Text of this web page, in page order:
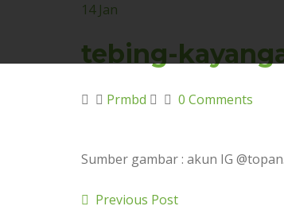
14 Jan
tebing-
Prmbd 0 Comments
Sumber gambar : akun IG
Previous Post